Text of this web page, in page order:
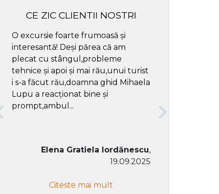
CE ZIC CLIENTII NOSTRI
O excursie foarte frumoasă și
interesantă! Deși părea că am
plecat cu stângul,probleme
tehnice și apoi și mai rău,unui turist
i s-a făcut rău,doamna ghid Mihaela
Lupu a reacționat bine și
prompt,ambul...
Elena Gratiela Iordănescu,
19.09.2025
Citeste mai mult